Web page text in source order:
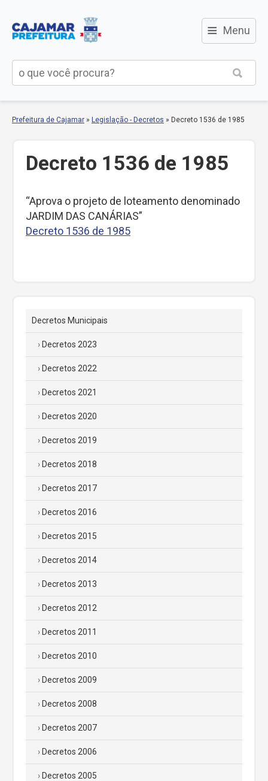
≡ Menu
Prefeitura de Cajamar » Legislação - Decretos » Decreto 1536 de 1985
Decreto 1536 de 1985
“Aprova o projeto de loteamento denominado
JARDIM DAS CANÁRIAS”
Decreto 1536 de 1985
Decretos Municipais
Decretos 2023
Decretos 2022
Decretos 2021
Decretos 2020
Decretos 2019
Decretos 2018
Decretos 2017
Decretos 2016
Decretos 2015
Decretos 2014
Decretos 2013
Decretos 2012
Decretos 2011
Decretos 2010
Decretos 2009
Decretos 2008
Decretos 2007
Decretos 2006
Decretos 2005